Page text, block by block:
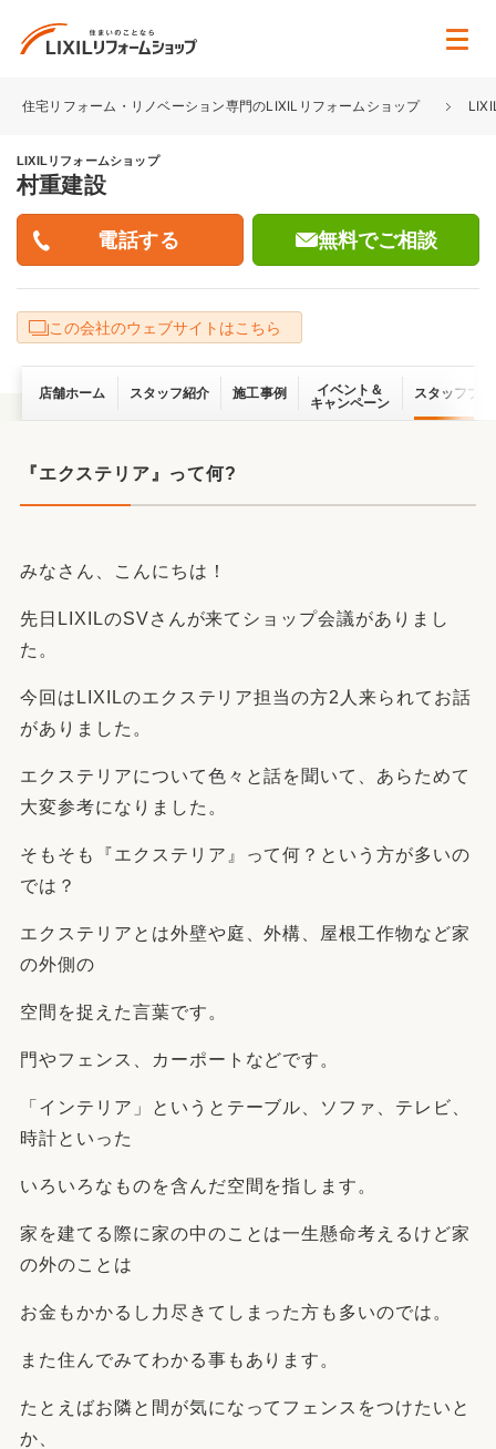
住宅リフォーム・リノベーション専門のLIXILリフォームショップ
LIXILリフォームショップ
村重建設
無料でご相談
この会社のウェブサイトはこちら
店舗ホーム スタッフ紹介 施工事例
イベント＆
キャンペーン
スタッフブ
『エクステリア』って何?
みなさん、こんにちは！
先日LIXILのSVさんが来てショップ会議がありまし
た。
今回はLIXILのエクステリア担当の方2人来られてお話
がありました。
エクステリアについて色々と話を聞いて、あらためて
大変参考になりました。
そもそも『エクステリア』って何？という方が多いの
では？
エクステリアとは外壁や庭、外構、屋根工作物など家
の外側の
空間を捉えた言葉です。
門やフェンス、カーポートなどです。
「インテリア」というとテーブル、ソファ、テレビ、
時計といった
いろいろなものを含んだ空間を指します。
家を建てる際に家の中のことは一生懸命考えるけど家
の外のことは
お金もかかるし力尽きてしまった方も多いのでは。
また住んでみてわかる事もあります。
たとえばお隣と間が気になってフェンスをつけたいと
か、